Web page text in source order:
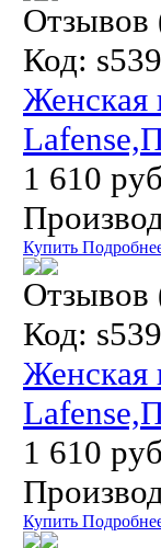
Отзывов
Код:
Женская
1 610
Купить
Отзывов
Код:
Женская
1 610
Купить